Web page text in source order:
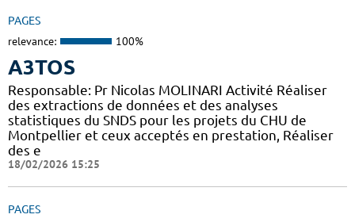
PAGES
relevance: 100%
A3TOS
Responsable: Pr Nicolas MOLINARI Activité Réaliser
des extractions de données et des analyses
statistiques du SNDS pour les projets du CHU de
Montpellier et ceux acceptés en prestation, Réaliser
des e
18/02/2026 15:25
PAGES